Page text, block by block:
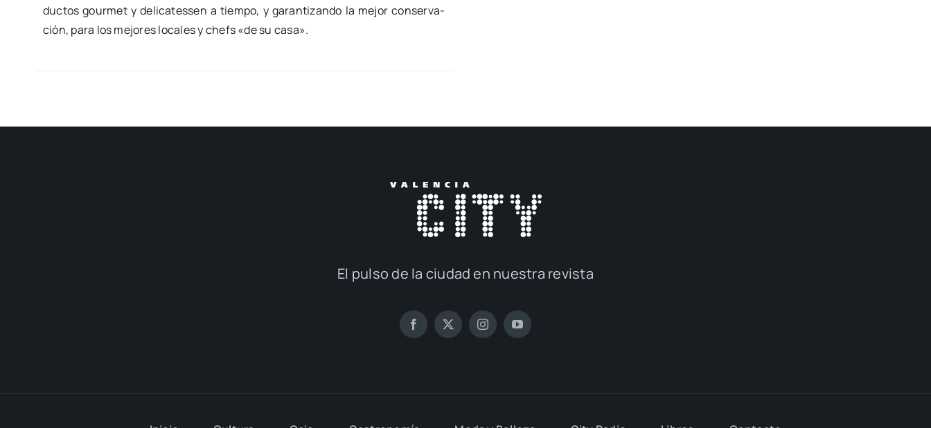
duc­tos gour­met y deli­ca­tes­sen a tiem­po, y garan­ti­zan­do la mejor con­ser­va­
ción, para los mejo­res loca­les y chefs «de su casa».
El pul­so de la ciu­dad en nues­tra revis­ta